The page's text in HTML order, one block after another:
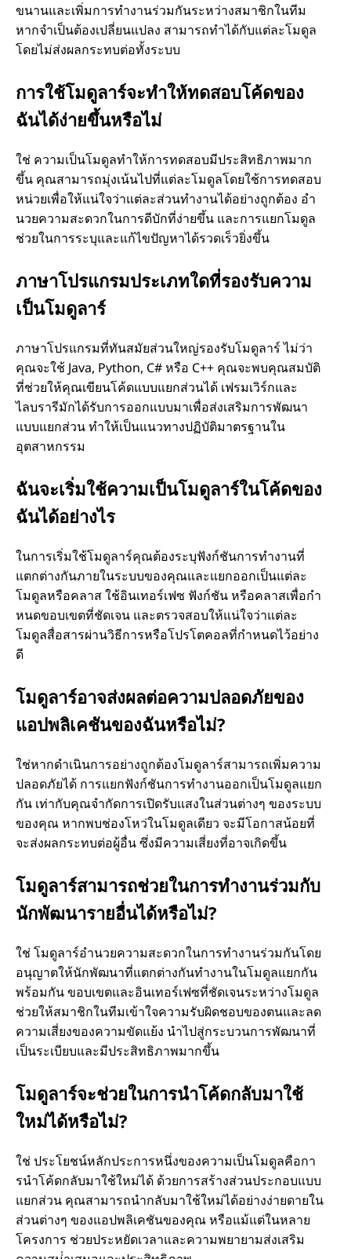
ขนานและเพิ่มการทํางานร่วมกันระหว่างสมาชิกในทีม
หากจําเป็นต้องเปลี่ยนแปลง สามารถทําได้กับแต่ละโมดูล
โดยไม่ส่งผลกระทบต่อทั้งระบบ
การใช้โมดูลาร์จะทําให้ทดสอบโค้ดของ
ฉันได้ง่ายขึ้นหรือไม่
ใช่ ความเป็นโมดูลทําให้การทดสอบมีประสิทธิภาพมาก
ขึ้น คุณสามารถมุ่งเน้นไปที่แต่ละโมดูลโดยใช้การทดสอบ
หน่วยเพื่อให้แน่ใจว่าแต่ละส่วนทํางานได้อย่างถูกต้อง อํา
นวยความสะดวกในการดีบักที่ง่ายขึ้น และการแยกโมดูล
ช่วยในการระบุและแก้ไขปัญหาได้รวดเร็วยิ่งขึ้น
ภาษาโปรแกรมประเภทใดที่รองรับความ
เป็นโมดูลาร์
ภาษาโปรแกรมที่ทันสมัยส่วนใหญ่รองรับโมดูลาร์ ไม่ว่า
คุณจะใช้ Java, Python, C# หรือ C++ คุณจะพบคุณสมบัติ
ที่ช่วยให้คุณเขียนโค้ดแบบแยกส่วนได้ เฟรมเวิร์กและ
ไลบรารีมักได้รับการออกแบบมาเพื่อส่งเสริมการพัฒนา
แบบแยกส่วน ทําให้เป็นแนวทางปฏิบัติมาตรฐานใน
อุตสาหกรรม
ฉันจะเริ่มใช้ความเป็นโมดูลาร์ในโค้ดของ
ฉันได้อย่างไร
ในการเริ่มใช้โมดูลาร์คุณต้องระบุฟังก์ชันการทํางานที่
แตกต่างกันภายในระบบของคุณและแยกออกเป็นแต่ละ
โมดูลหรือคลาส ใช้อินเทอร์เฟซ ฟังก์ชัน หรือคลาสเพื่อกํา
หนดขอบเขตที่ชัดเจน และตรวจสอบให้แน่ใจว่าแต่ละ
โมดูลสื่อสารผ่านวิธีการหรือโปรโตคอลที่กําหนดไว้อย่าง
ดี
โมดูลาร์อาจส่งผลต่อความปลอดภัยของ
แอปพลิเคชันของฉันหรือไม่?
ใช่หากดําเนินการอย่างถูกต้องโมดูลาร์สามารถเพิ่มความ
ปลอดภัยได้ การแยกฟังก์ชันการทํางานออกเป็นโมดูลแยก
กัน เท่ากับคุณจํากัดการเปิดรับแสงในส่วนต่างๆ ของระบบ
ของคุณ หากพบช่องโหว่ในโมดูลเดียว จะมีโอกาสน้อยที่
จะส่งผลกระทบต่อผู้อื่น ซึ่งมีความเสี่ยงที่อาจเกิดขึ้น
โมดูลาร์สามารถช่วยในการทํางานร่วมกับ
นักพัฒนารายอื่นได้หรือไม่?
ใช่ โมดูลาร์อํานวยความสะดวกในการทํางานร่วมกันโดย
อนุญาตให้นักพัฒนาที่แตกต่างกันทํางานในโมดูลแยกกัน
พร้อมกัน ขอบเขตและอินเทอร์เฟซที่ชัดเจนระหว่างโมดูล
ช่วยให้สมาชิกในทีมเข้าใจความรับผิดชอบของตนและลด
ความเสี่ยงของความขัดแย้ง นําไปสู่กระบวนการพัฒนาที่
เป็นระเบียบและมีประสิทธิภาพมากขึ้น
โมดูลาร์จะช่วยในการนําโค้ดกลับมาใช้
ใหม่ได้หรือไม่?
ใช่ ประโยชน์หลักประการหนึ่งของความเป็นโมดูลคือกา
รนําโค้ดกลับมาใช้ใหม่ได้ ด้วยการสร้างส่วนประกอบแบบ
แยกส่วน คุณสามารถนํากลับมาใช้ใหม่ได้อย่างง่ายดายใน
ส่วนต่างๆ ของแอปพลิเคชันของคุณ หรือแม้แต่ในหลาย
โครงการ ช่วยประหยัดเวลาและความพยายามส่งเสริม